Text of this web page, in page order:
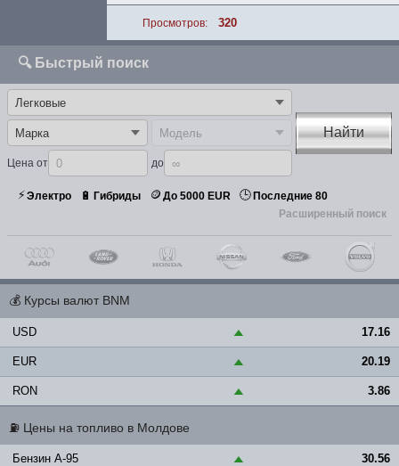
Просмотров: 320
🔍 Быстрый поиск
Цена от до
Найти
⚡Электро 🔋 Гибриды 🪙 До 5000 EUR 🕒 Последние 80
Расширенный поиск
💰 Курсы валют BNM
USD ▲ 17.16
EUR ▲ 20.19
RON ▲ 3.86
⛽ Цены на топливо в Молдове
Бензин A-95 ▲ 30.56